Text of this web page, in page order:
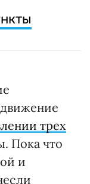
трех
Пока что
и